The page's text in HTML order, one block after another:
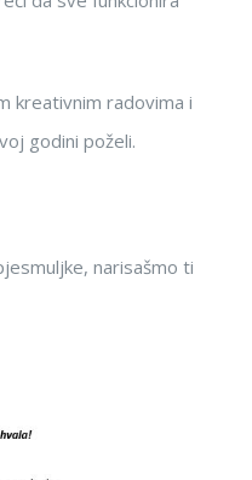
kreativnim radovima i
godini poželi.
narisašmo ti